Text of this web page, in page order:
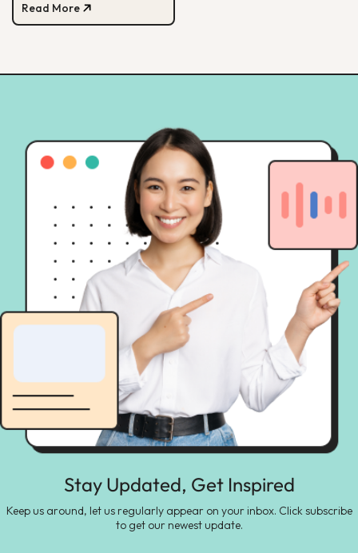
menilai agency dari spesialisasi,
track record, hingga
Read More
Stay Updated, Get Inspired
Keep us around, let us regularly appear on your inbox. Click subscribe
to get our newest update.